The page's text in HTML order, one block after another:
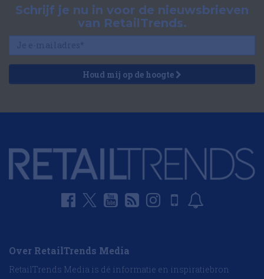
Schrijf je nu in voor de nieuwsbrieven
van RetailTrends.
Houd mij op de hoogte
Over RetailTrends Media
RetailTrends Media is dé informatie en inspiratiebron